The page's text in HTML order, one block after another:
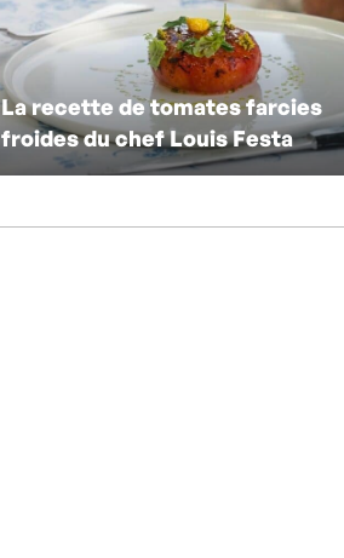
La recette de tomates farcies
froides du chef Louis Festa